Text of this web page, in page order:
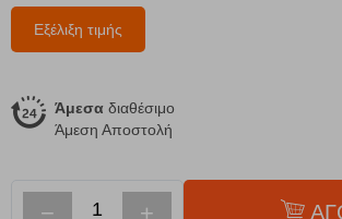
Εξέλιξη τιμής
Άμεσα διαθέσιμο
Άμεση Αποστολή
− +